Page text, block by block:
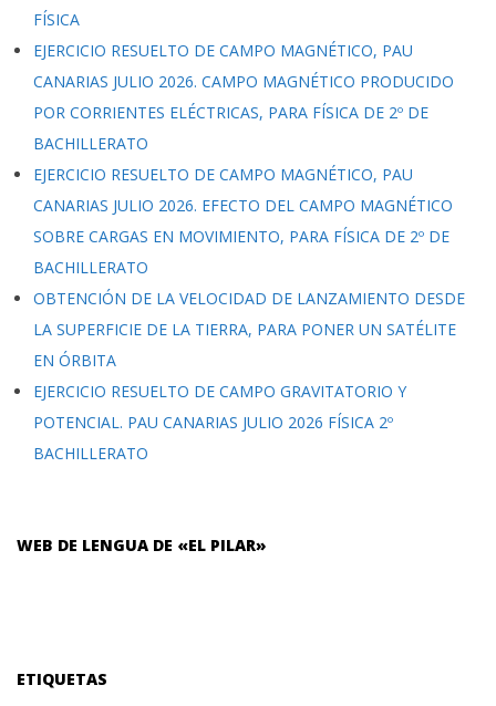
FÍSICA
EJERCICIO RESUELTO DE CAMPO MAGNÉTICO, PAU
CANARIAS JULIO 2026. CAMPO MAGNÉTICO PRODUCIDO
POR CORRIENTES ELÉCTRICAS, PARA FÍSICA DE 2º DE
BACHILLERATO
EJERCICIO RESUELTO DE CAMPO MAGNÉTICO, PAU
CANARIAS JULIO 2026. EFECTO DEL CAMPO MAGNÉTICO
SOBRE CARGAS EN MOVIMIENTO, PARA FÍSICA DE 2º DE
BACHILLERATO
OBTENCIÓN DE LA VELOCIDAD DE LANZAMIENTO DESDE
LA SUPERFICIE DE LA TIERRA, PARA PONER UN SATÉLITE
EN ÓRBITA
EJERCICIO RESUELTO DE CAMPO GRAVITATORIO Y
POTENCIAL. PAU CANARIAS JULIO 2026 FÍSICA 2º
BACHILLERATO
WEB DE LENGUA DE «EL PILAR»
ETIQUETAS